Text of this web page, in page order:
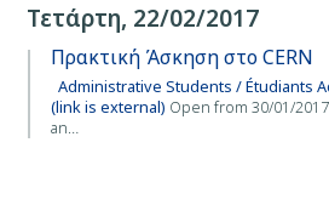
Τετάρτη, 22/02/2017
Πρακτική Άσκηση στο CERN
Administrative Students / Étudiants
(link is external) Open from 30/01/
an…